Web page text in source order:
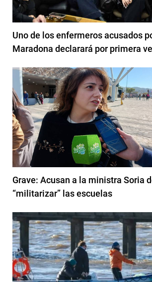
Uno de los enfermeros acusados
Maradona declarará por primera
Grave: Acusan a la ministra Soria
“militarizar” las escuelas